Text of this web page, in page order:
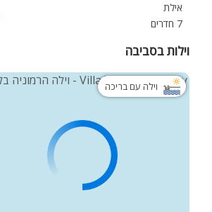
אילת
7 חדרים
וילות בסביבה
וילה עם בריכה